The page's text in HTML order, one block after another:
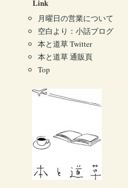
Link
月曜日の営業について
空白より：小話ブログ
本と道草 Twitter
本と道草 通販頁
Top